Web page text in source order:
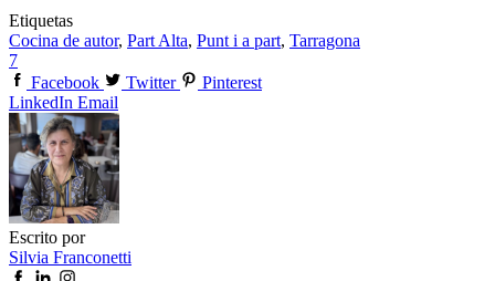
Etiquetas
Cocina de autor, Part Alta, Punt i a part, Tarragona
7
Facebook
Twitter
Pinterest
LinkedIn Email
Escrito por
Silvia Franconetti